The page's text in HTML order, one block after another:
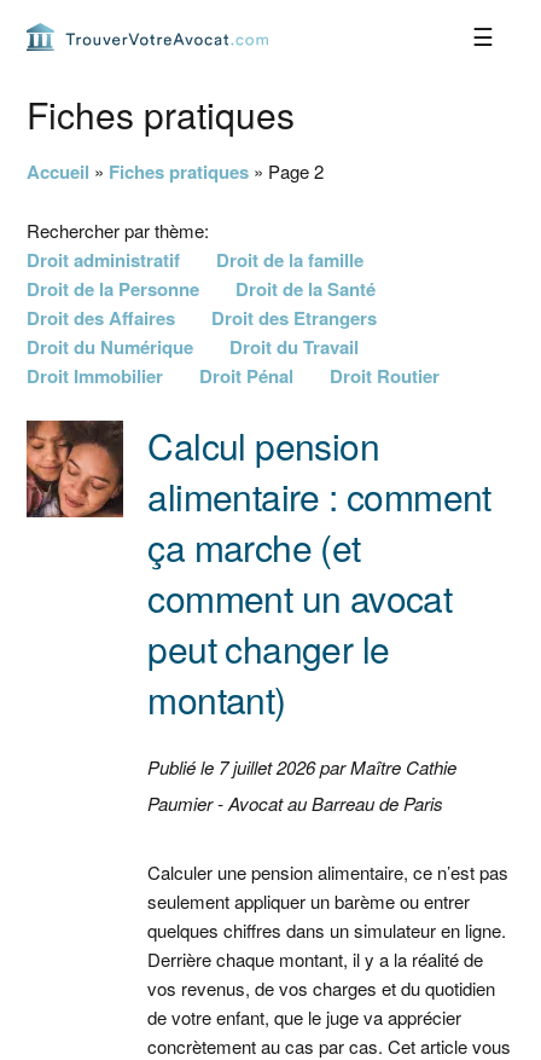
navigation
principale
principal
barre
latérale
principale
pageFiches pratiques
Accueil » Fiches pratiques » Page 2
Rechercher par thème:
Droit administratif
Droit de la famille
Droit de la Personne
Droit de la Santé
Droit des Affaires
Droit des Etrangers
Droit du Numérique
Droit du Travail
Droit Immobilier
Droit Pénal Droit Routier
Calcul pension
alimentaire : comment
ça marche (et
comment un avocat
peut changer le
montant)
Publié le 7 juillet 2026 par Maître Cathie
Paumier - Avocat au Barreau de Paris
Calculer une pension alimentaire, ce n’est pas
seulement appliquer un barème ou entrer
quelques chiffres dans un simulateur en ligne.
Derrière chaque montant, il y a la réalité de
vos revenus, de vos charges et du quotidien
de votre enfant, que le juge va apprécier
concrètement au cas par cas. Cet article vous